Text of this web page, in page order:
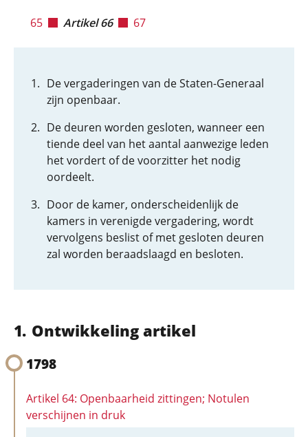
65 Artikel 66 67
De vergaderingen van de Staten-Generaal
zijn openbaar.
De deuren worden gesloten, wanneer een
tiende deel van het aantal aanwezige leden
het vordert of de voorzitter het nodig
oordeelt.
Door de kamer, onderscheidenlijk de
kamers in verenigde vergadering, wordt
vervolgens beslist of met gesloten deuren
zal worden beraadslaagd en besloten.
Ontwikkeling artikel
1798
Artikel 64: Openbaarheid zittingen; Notulen
verschijnen in druk